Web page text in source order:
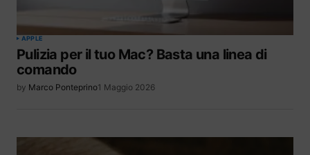
APPLE
Pulizia per il tuo Mac? Basta una linea di
comando
by Marco Ponteprino1 Maggio 2026